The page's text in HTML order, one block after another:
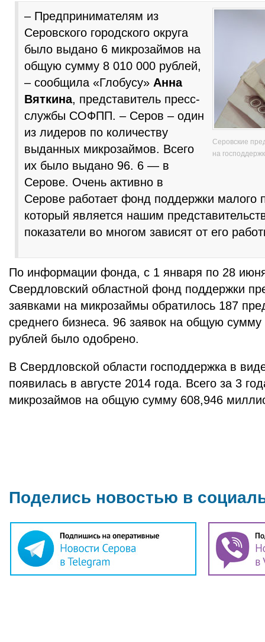
Серовские
на
– Предпринимателям из
Серовского городского округа
было выдано 6 микрозаймов на
общую сумму 8 010 000 рублей,
– сообщила «Глобусу» Анна
Вяткина, представитель пресс-
службы СОФПП. – Серов – один
из лидеров по количеству
выданных микрозаймов. Всего
их было выдано 96. 6 — в
Серове. Очень активно в
Серове работает фонд поддержки малого
который является нашим
показатели во многом зависят от его
По информации фонда, с 1 января по 28
Свердловский областной фонд поддержки
заявками на микрозаймы обратилось 187
среднего бизнеса. 96 заявок на общую
рублей было одобрено.
В Свердловской области господдержка в
появилась в августе 2014 года. Всего за 3
микрозаймов на общую сумму 608,946
Поделись новостью в